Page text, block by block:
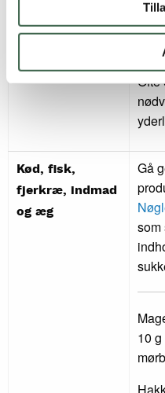
til
Ofte
Kød, fisk,
fjerkræ, indmad
og æg
Gå
som
10